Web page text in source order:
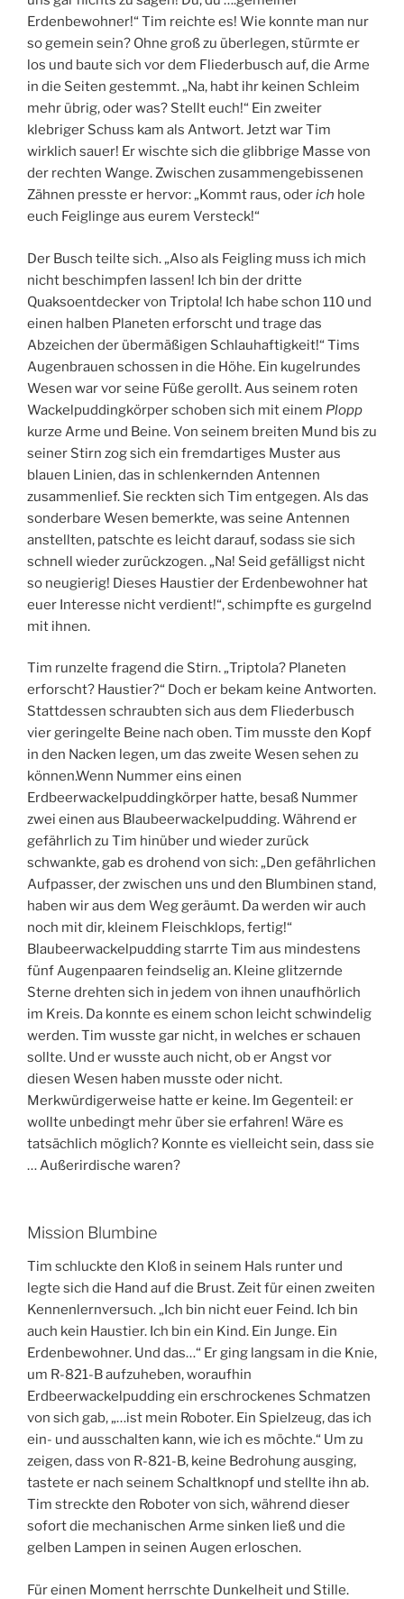
Erdenbewohner!“ Tim reichte es! Wie konnte man nur
so gemein sein? Ohne groß zu überlegen, stürmte er
los und baute sich vor dem Fliederbusch auf, die Arme
in die Seiten gestemmt. „Na, habt ihr keinen Schleim
mehr übrig, oder was? Stellt euch!“ Ein zweiter
klebriger Schuss kam als Antwort. Jetzt war Tim
wirklich sauer! Er wischte sich die glibbrige Masse von
der rechten Wange. Zwischen zusammengebissenen
Zähnen presste er hervor: „Kommt raus, oderich hole
euch Feiglinge aus eurem Versteck!“
Der Busch teilte sich. „Also als Feigling muss ich mich
nicht beschimpfen lassen! Ich bin der dritte
Quaksoentdecker von Triptola! Ich habe schon 110 und
einen halben Planeten erforscht und trage das
Abzeichen der übermäßigen Schlauhaftigkeit!“ Tims
Augenbrauen schossen in die Höhe. Ein kugelrundes
Wesen war vor seine Füße gerollt. Aus seinem roten
Wackelpuddingkörper schoben sich mit einem Plopp
kurze Arme und Beine. Von seinem breiten Mund bis zu
seiner Stirn zog sich ein fremdartiges Muster aus
blauen Linien, das in schlenkernden Antennen
zusammenlief. Sie reckten sich Tim entgegen. Als das
sonderbare Wesen bemerkte, was seine Antennen
anstellten, patschte es leicht darauf, sodass sie sich
schnell wieder zurückzogen. „Na! Seid gefälligst nicht
so neugierig! Dieses Haustier der Erdenbewohner hat
euer Interesse nicht verdient!“, schimpfte es gurgelnd
mit ihnen.
Tim runzelte fragend die Stirn. „Triptola? Planeten
erforscht? Haustier?“ Doch er bekam keine Antworten.
Stattdessen schraubten sich aus dem Fliederbusch
vier geringelte Beine nach oben. Tim musste den Kopf
in den Nacken legen, um das zweite Wesen sehen zu
können.Wenn Nummer eins einen
Erdbeerwackelpuddingkörper hatte, besaß Nummer
zwei einen aus Blaubeerwackelpudding. Während er
gefährlich zu Tim hinüber und wieder zurück
schwankte, gab es drohend von sich: „Den gefährlichen
Aufpasser, der zwischen uns und den Blumbinen stand,
haben wir aus dem Weg geräumt. Da werden wir auch
noch mit dir, kleinem Fleischklops, fertig!“
Blaubeerwackelpudding starrte Tim aus mindestens
fünf Augenpaaren feindselig an. Kleine glitzernde
Sterne drehten sich in jedem von ihnen unaufhörlich
im Kreis. Da konnte es einem schon leicht schwindelig
werden. Tim wusste gar nicht, in welches er schauen
sollte. Und er wusste auch nicht, ob er Angst vor
diesen Wesen haben musste oder nicht.
Merkwürdigerweise hatte er keine. Im Gegenteil: er
wollte unbedingt mehr über sie erfahren! Wäre es
tatsächlich möglich? Konnte es vielleicht sein, dass sie
… Außerirdische waren?
Mission Blumbine
Tim schluckte den Kloß in seinem Hals runter und
legte sich die Hand auf die Brust. Zeit für einen zweiten
Kennenlernversuch. „Ich bin nicht euer Feind. Ich bin
auch kein Haustier. Ich bin ein Kind. Ein Junge. Ein
Erdenbewohner. Und das…“ Er ging langsam in die Knie,
um R-821-B aufzuheben, woraufhin
Erdbeerwackelpudding ein erschrockenes Schmatzen
von sich gab, „…ist mein Roboter. Ein Spielzeug, das ich
ein- und ausschalten kann, wie ich es möchte.“ Um zu
zeigen, dass von R-821-B, keine Bedrohung ausging,
tastete er nach seinem Schaltknopf und stellte ihn ab.
Tim streckte den Roboter von sich, während dieser
sofort die mechanischen Arme sinken ließ und die
gelben Lampen in seinen Augen erloschen.
Für einen Moment herrschte Dunkelheit und Stille.